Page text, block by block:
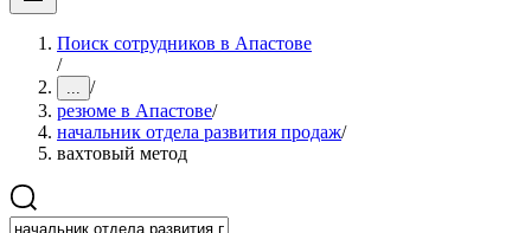
Поиск сотрудников в Апастове
/
... /
резюме в Апастове/
начальник отдела развития продаж/
вахтовый метод